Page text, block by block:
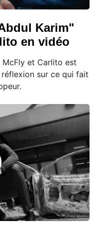
Karim"
en vidéo
et Carlito est
sur ce qui fait